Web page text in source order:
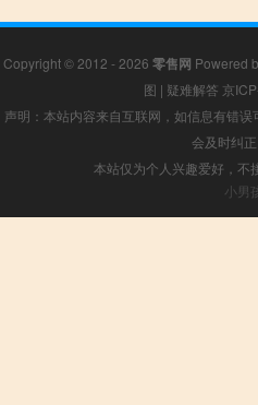
Copyright © 2012 - 2026 零售网 Powered
图 | 疑难解答 京
声明：本站内容来自互联网，如信息有错
会及时纠
本站仅为个人兴趣爱好，不
小男